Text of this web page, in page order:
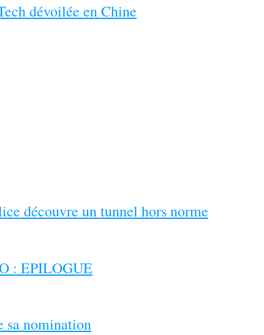
dévoilée en Chine
découvre un tunnel hors norme
: EPILOGUE
sa nomination